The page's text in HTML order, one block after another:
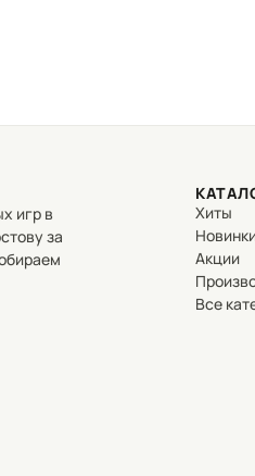
игр в
за
Хиты
Акции
Все